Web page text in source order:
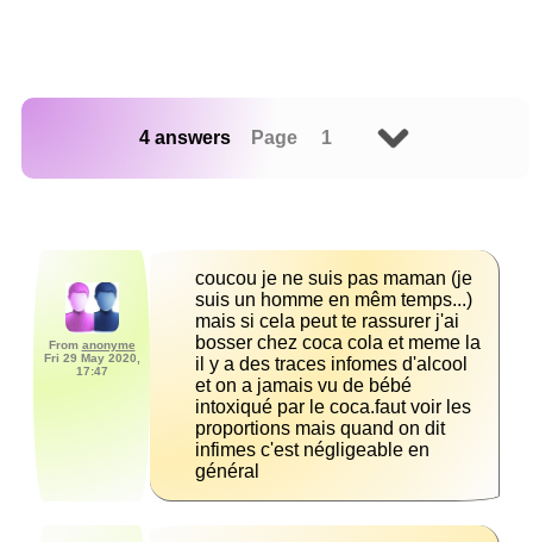
4 answers Page 1
From anonyme
Fri 29 May 2020,
17:47
coucou je ne suis pas maman (je
suis un homme en mêm temps...)
mais si cela peut te rassurer j'ai
bosser chez coca cola et meme la
il y a des traces infomes d'alcool
et on a jamais vu de bébé
intoxiqué par le coca.faut voir les
proportions mais quand on dit
infimes c'est négligeable en
général